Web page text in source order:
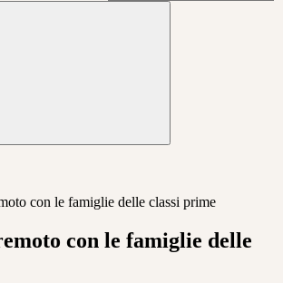
con le famiglie delle classi prime
con le famiglie delle